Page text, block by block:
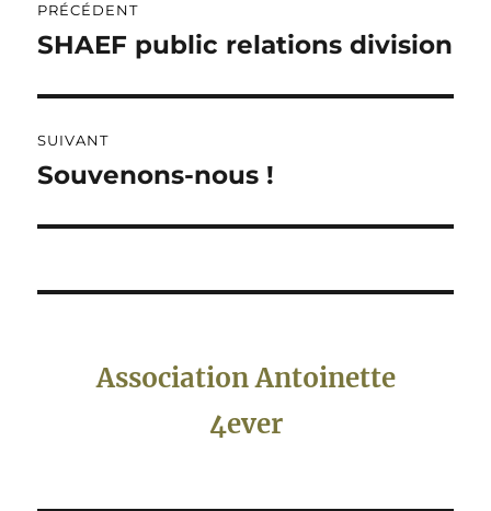
de
PRÉCÉDENT
Publication
SHAEF public relations division
SUIVANT
Publication
Souvenons-nous !
Association Antoinette
4ever